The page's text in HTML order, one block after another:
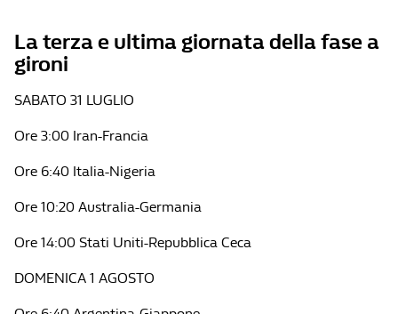
La terza e ultima giornata della fase a
gironi
SABATO 31 LUGLIO
Ore 3:00 Iran-Francia
Ore 6:40 Italia-Nigeria
Ore 10:20 Australia-Germania
Ore 14:00 Stati Uniti-Repubblica Ceca
DOMENICA 1 AGOSTO